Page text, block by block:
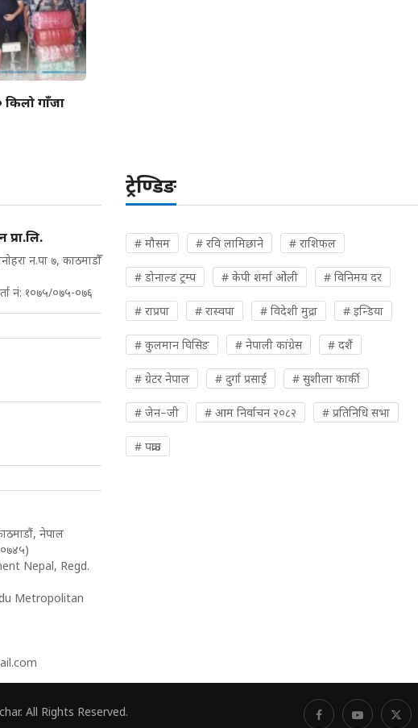
किलो गाँजा
प्रा.लि.
न.पा ७, काठमाडौँ
नं: १०७५/०७५-०७६
नेपाल
Nepal, Regd.
Metropolitan
ट्रेण्डिङ
# मौसम # रवि लामिछाने # राशिफल
# डोनाल्ड ट्रम्प # केपी शर्मा ओली # विनिमय दर
# राप्रपा # रास्वपा # विदेशी मुद्रा # इन्डिया
# कुलमान घिसिङ # नेपाली कांग्रेस # दशैं
# ग्रेटर नेपाल # दुर्गा प्रसाईं # सुशीला कार्की
# जेन–जी # आम निर्वाचन २०८२ # प्रतिनिधि सभा
# पक्राउ
All Rights Reserved.